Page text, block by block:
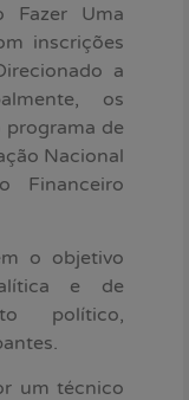
Fazer Uma
inscrições
a
os
de
Nacional
Financeiro
o objetivo
e de
político,
um técnico